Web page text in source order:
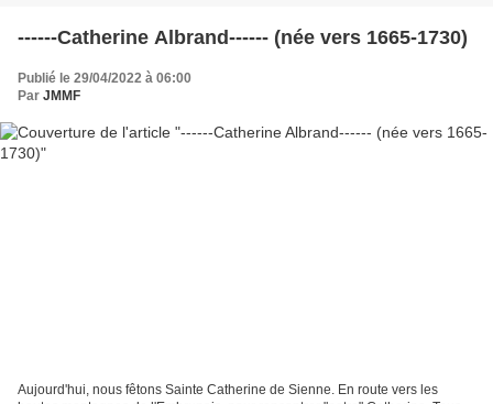
------Catherine Albrand------ (née vers 1665-1730)
Publié le 29/04/2022 à 06:00
Par JMMF
Aujourd'hui, nous fêtons Sainte Catherine de Sienne. En route vers les